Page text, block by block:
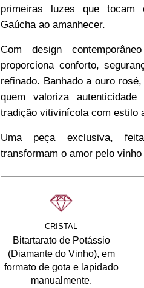
primeiras luzes que tocam
Gaúcha ao amanhecer.
Com design
proporciona conforto,
refinado. Banhado a ouro
quem valoriza
tradição vitivinícola com estilo
Uma peça exclusiva,
transformam o amor pelo
CRISTAL
Bitartarato de Potássio
(Diamante do Vinho), em
formato de gota e lapidado
manualmente.